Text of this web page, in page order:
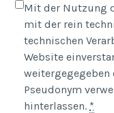
Mit der Nutzung
mit der rein
technischen
Website
weitergegegeben
Pseudonym
hinterlassen. *